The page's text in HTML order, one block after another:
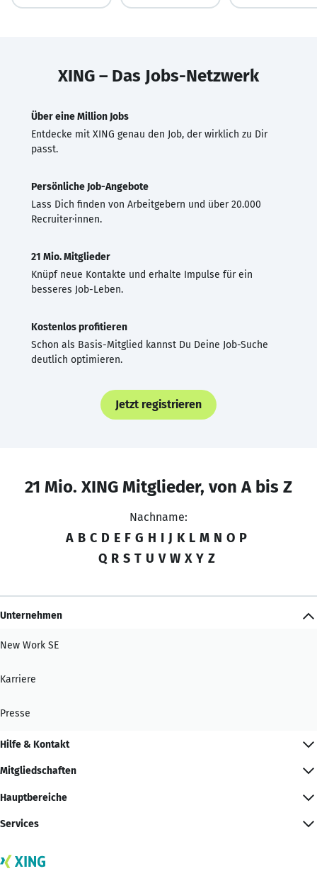
XING – Das Jobs-Netzwerk
Über eine Million Jobs
Entdecke mit XING genau den Job, der wirklich zu Dir
passt.
Persönliche Job-Angebote
Lass Dich finden von Arbeitgebern und über 20.000
Recruiter·innen.
21 Mio. Mitglieder
Knüpf neue Kontakte und erhalte Impulse für ein
besseres Job-Leben.
Kostenlos profitieren
Schon als Basis-Mitglied kannst Du Deine Job-Suche
deutlich optimieren.
Jetzt registrieren
21 Mio. XING Mitglieder, von A bis Z
Nachname:
A B C D E F G H I J K L M N O P
Q R S T U V W X Y Z
Unternehmen
New Work SE
Karriere
Presse
Hilfe & Kontakt
Mitgliedschaften
Hauptbereiche
Services